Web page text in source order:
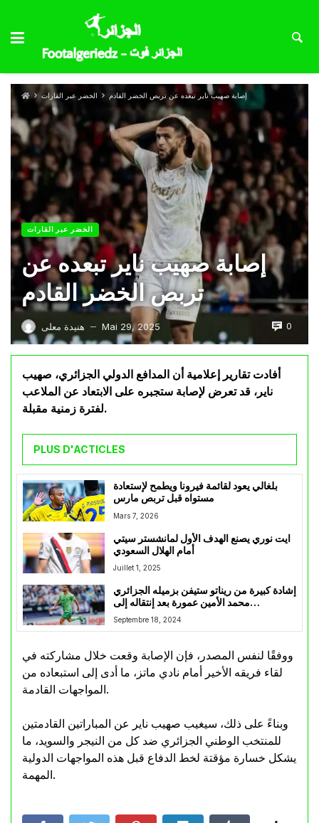
الخضر عبر القارات إصابة صهيب ناير تبعده عن تربص الخضر القادم
الخضر عبر القارات
إصابة صهيب ناير تبعده عن
تربص الخضر القادم
هنيدة معلى — Mai 29, 2025 0
أفادت تقارير إعلامية أن المدافع الدولي الجزائري، صهيب
ناير، قد تعرض لإصابة ستجبره على الابتعاد عن الملاعب
لفترة زمنية مقبلة.
PLUS D'ACTICLES
بلغالي يعود لقائمة فيرونا ويطمح لإستعادة
مستواه قبل تربص مارس
Mars 7, 2026
ايت نوري يصنع الهدف الأول لمانشستر سيتي
أمام الهلال السعودي
Juillet 1, 2025
إشادة كبيرة من ريناتو ستيفن بزميله الجزائري
محمد الأمين عمورة بعد إنتقاله إلى
فولفسبورغ
Septembre 18, 2024
ووفقًا لنفس المصدر، فإن الإصابة وقعت خلال مشاركته في
لقاء فريقه الأخير أمام نادي ماتز، ما أدى إلى استبعاده من
المواجهات القادمة.
وبناءً على ذلك، سيغيب صهيب ناير عن المباراتين القادمتين
للمنتخب الوطني الجزائري ضد كل من النيجر والسويد، ما
يشكل خسارة مؤقتة لخط الدفاع قبل هذه المواجهات الدولية
المهمة.